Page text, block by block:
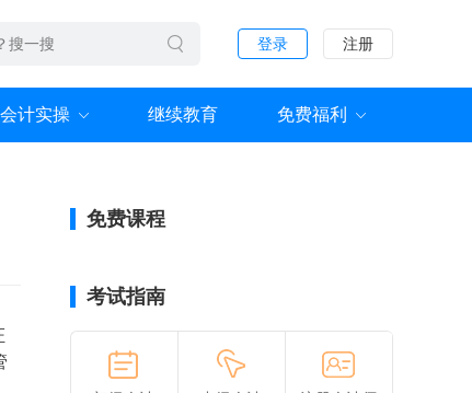
登录 注册
会计实操 继续教育 免费福利
免费课程
考试指南